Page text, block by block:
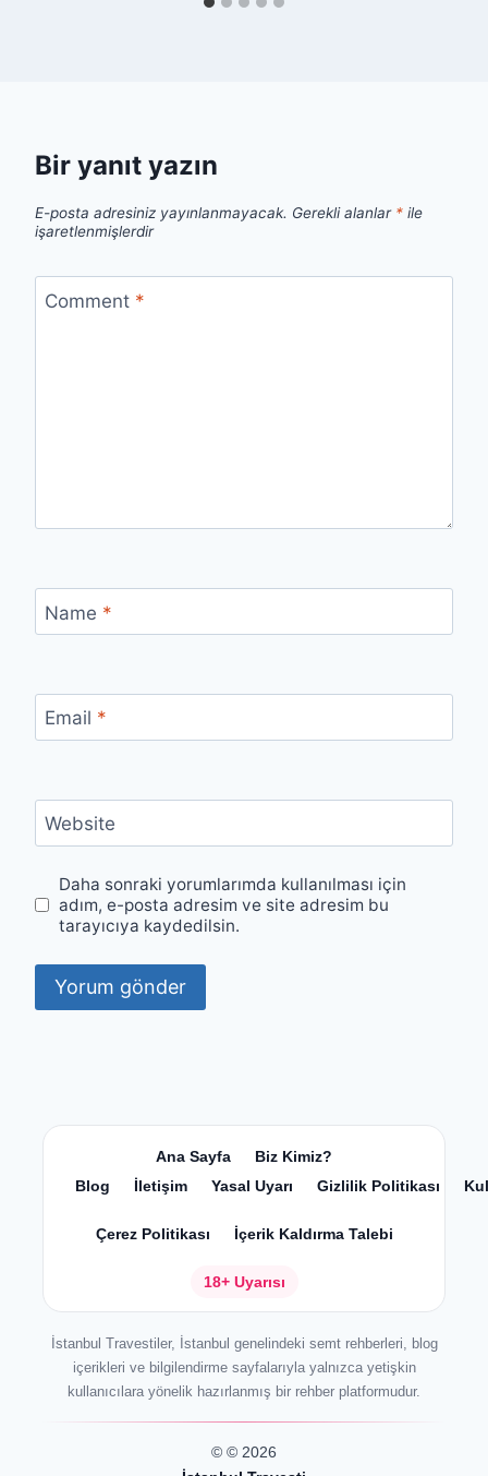
Bir yanıt yazın
E-posta adresiniz yayınlanmayacak. Gerekli alanlar * ile
işaretlenmişlerdir
Comment *
Name *
Email *
Website
Daha sonraki yorumlarımda kullanılması için
adım, e-posta adresim ve site adresim bu
tarayıcıya kaydedilsin.
Ana Sayfa
Biz Kimiz?
Blog
İletişim Yasal Uyarı Gizlilik Politikası
Çerez Politikası İçerik Kaldırma Talebi
18+ Uyarısı
İstanbul Travestiler, İstanbul genelindeki semt rehberleri, blog
içerikleri ve bilgilendirme sayfalarıyla yalnızca yetişkin
kullanıcılara yönelik hazırlanmış bir rehber platformudur.
© © 2026